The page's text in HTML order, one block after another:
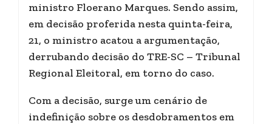
ministro Floerano Marques. Sendo assim,
em decisão proferida nesta quinta-feira,
21, o ministro acatou a argumentação,
derrubando decisão do TRE-SC – Tribunal
Regional Eleitoral, em torno do caso.
Com a decisão, surge um cenário de
indefinição sobre os desdobramentos em